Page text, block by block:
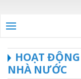
HOẠT
NHÀ NƯỚC